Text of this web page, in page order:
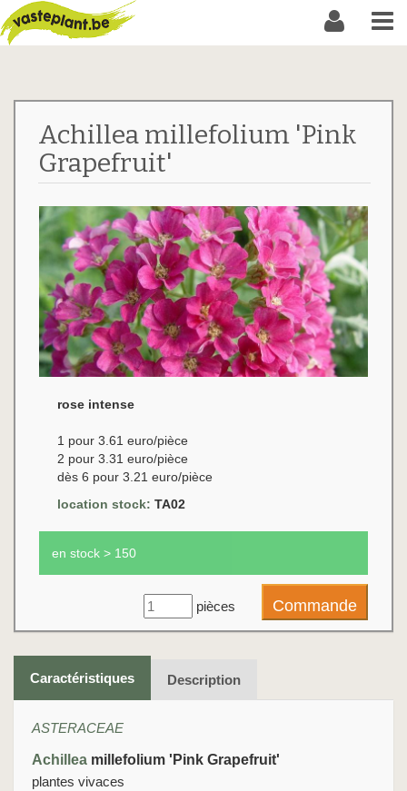
Achillea millefolium 'Pink
Grapefruit'
rose intense
1 pour 3.61 euro/pièce
2 pour 3.31 euro/pièce
dès 6 pour 3.21 euro/pièce
location stock: TA02
en stock > 150
pièces
Caractéristiques Description
ASTERACEAE
Achillea millefolium 'Pink Grapefruit'
plantes vivaces